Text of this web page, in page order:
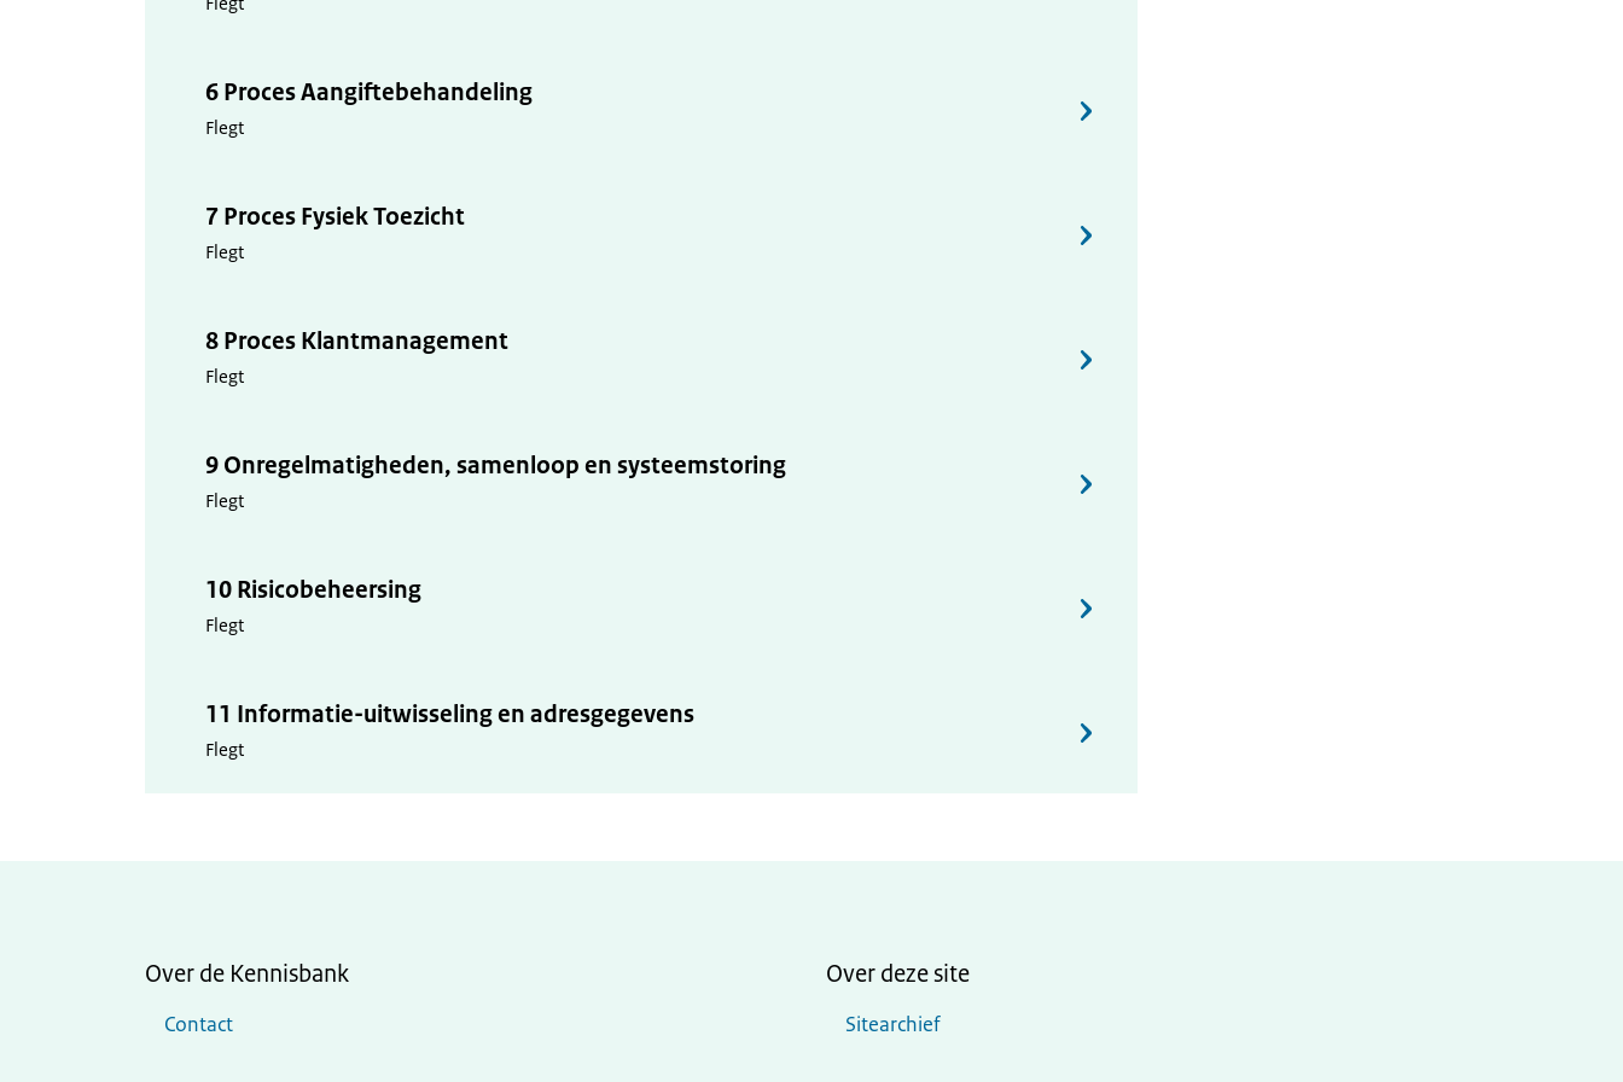
6 Proces Aangiftebehandeling
Flegt
7 Proces Fysiek Toezicht
Flegt
8 Proces Klantmanagement
Flegt
9 Onregelmatigheden, samenloop en systeemstoring
Flegt
10 Risicobeheersing
Flegt
11 Informatie-uitwisseling en adresgegevens
Flegt
Over de Kennisbank
Contact
Over deze site
Sitearchief